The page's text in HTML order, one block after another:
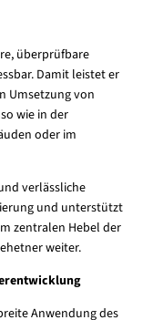
überprüfbare
Damit leistet er
Umsetzung von
wie in der
oder im
verlässliche
und unterstützt
zentralen Hebel der
weiter.
Anwendung des